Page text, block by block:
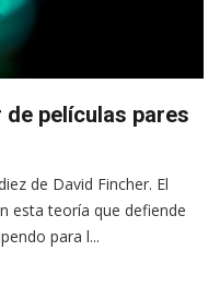
películas pares
de David Fincher. El
esta teoría que defiende
para l...